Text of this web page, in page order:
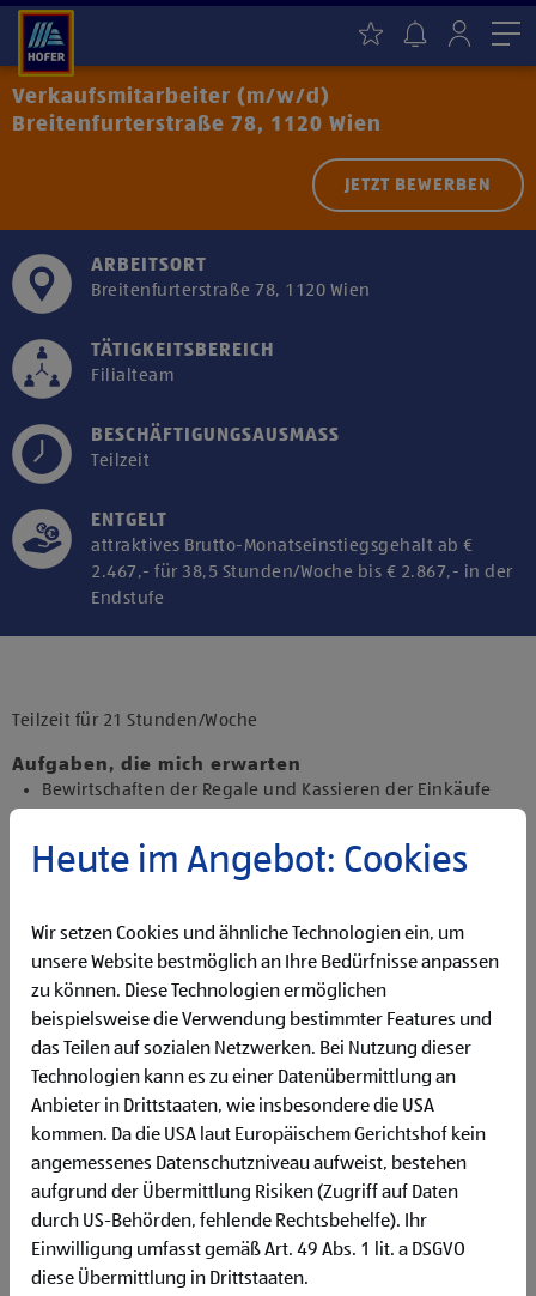
Verkaufsmitarbeiter (m/w/d)
Breitenfurterstraße 78, 1120 Wien
JETZT BEWERBEN
ARBEITSORT
Breitenfurterstraße 78, 1120 Wien
TÄTIGKEITSBEREICH
Filialteam
BESCHÄFTIGUNGSAUSMASS
Teilzeit
ENTGELT
attraktives Brutto-Monatseinstiegsgehalt ab €
2.467,- für 38,5 Stunden/Woche bis € 2.867,- in der
Endstufe
Drittanbietern zu, um diesen Inhalt
Teilzeit für 21 Stunden/Woche
Aufgaben, die mich erwarten
Bewirtschaften der Regale und Kassieren der Einkäufe
Präsentieren von Obst und Gemüse sowie Durchführen
von Qualitätskontrollen
Reinigen der Filiale
Betreuen der Pfandrückgabeautomaten
Qualifikationen, die ich mitbringe
abgeschlossene Ausbildung und Berufserfahrung von
Vorteil
Deutschgrundkenntnisse für die Kommunikation mit
unseren Kund:innen
Flexibilität für Früh- und Spätdienste (Montag bis
Begeisterung im Handel zu arbeiten und den
Unternehmenserfolg mitzugestalten
Freude an der Arbeit im Team für ein motiviertes
Miteinander
Bereitschaft zu körperlich anspruchsvollen Tätigkeiten
Heute im Angebot: Cookies
Wir setzen Cookies und ähnliche Technologien ein, um
unsere Website bestmöglich an Ihre Bedürfnisse anpassen
zu können. Diese Technologien ermöglichen
beispielsweise die Verwendung bestimmter Features und
das Teilen auf sozialen Netzwerken. Bei Nutzung dieser
Technologien kann es zu einer Datenübermittlung an
Anbieter in Drittstaaten, wie insbesondere die USA
kommen. Da die USA laut Europäischem Gerichtshof kein
angemessenes Datenschutzniveau aufweist, bestehen
aufgrund der Übermittlung Risiken (Zugriff auf Daten
durch US-Behörden, fehlende Rechtsbehelfe). Ihr
Einwilligung umfasst gemäß Art. 49 Abs. 1 lit. a DSGVO
diese Übermittlung in Drittstaaten.